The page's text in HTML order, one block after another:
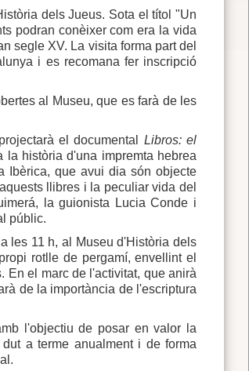
dels Jueus. Sota el títol "Un
podran conèixer com era la vida
segle XV. La visita forma part del
i es recomana fer inscripció
al Museu, que es farà de les
el documental Libros: el
la història d'una impremta hebrea
Ibèrica, que avui dia són objecte
llibres i la peculiar vida del
la guionista Lucia Conde i
públic.
les 11 h, al Museu d'Història dels
rotlle de pergamí, envellint el
En el marc de l'activitat, que anirà
de la importància de l'escriptura
l'objectiu de posar en valor la
a terme anualment i de forma